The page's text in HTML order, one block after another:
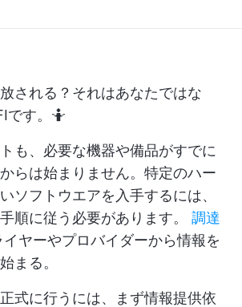
される？それはあなたではな
です。🤷
も、必要な機器や備品がすでに
らは始まりません。特定のハー
ソフトウエアを入手するには、
順に従う必要があります。 調達
イヤーやプロバイダーから情報を
まる。
式に行うには、まず情報提供依